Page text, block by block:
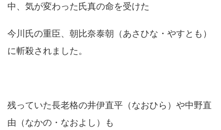
中、気が変わった氏真の命を受けた
今川氏の重臣、朝比奈泰朝（あさひな・やすとも）
に斬殺されました。
残っていた長老格の井伊直平（なおひら）や中野直
由（なかの・なおよし）も